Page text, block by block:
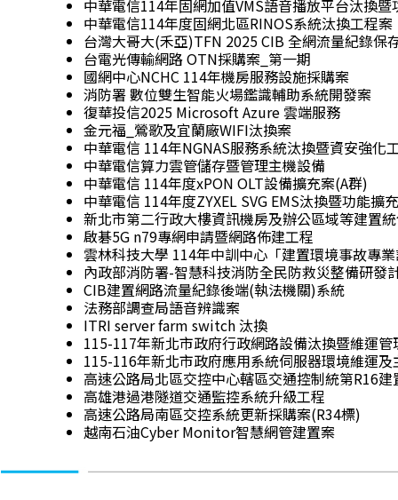
中華電信114年固網加值VMS語音播放平台汰換暨
中華電信114年度固網北區RINOS系統汰換工程案
台灣大哥大(禾亞)TFN 2025 CIB 全網流量紀錄保
台電光傳輸網路 OTN採購案_第一期
國網中心NCHC 114年機房服務設施採購案
消防署 數位雙生智能火場鑑識輔助系統開發案
復華投信2025 Microsoft Azure 雲端服務
金元福_鶯歌及宜蘭廠WIFI汰換案
中華電信 114年NGNAS服務系統汰換暨資安強化
中華電信算力雲管儲存暨管理主機設備
中華電信 114年度xPON OLT設備擴充案(A群)
中華電信 114年度ZYXEL SVG EMS汰換暨功能擴
新北市第二行政大樓資訊機房及辦公區域等建置
啟碁5G n79專網申請暨網路佈建工程
雲林科技大學 114年中訓中心「建置環境事故專
內政部消防署-智慧科技消防全民防救災整備研
CIB建置網路流量紀錄後端(執法機關)系統
法務部調查局語音辨識案
ITRI server farm switch 汰換
115-117年新北市政府行政網路設備汰換暨維運管
115-116年新北市政府應用系統伺服器環境維運
高速公路局北區交控中心轄區交通控制統第R16建
高雄港過港隧道交通監控系統升級工程
高速公路局南區交控系統更新採購案(R34標)
越南石油Cyber Monitor智慧網管建置案